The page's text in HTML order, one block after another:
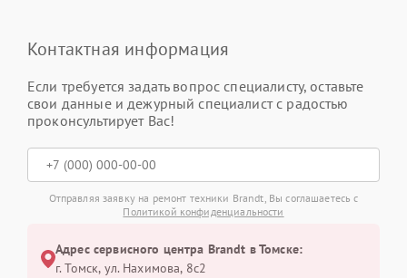
Контактная информация
Если требуется задать вопрос специалисту, оставьте
свои данные и дежурный специалист с радостью
проконсультирует Вас!
Отправляя заявку на ремонт техники Brandt, Вы соглашаетесь с
Политикой конфиденциальности
Адрес сервисного центра Brandt в Томске:
г. Томск, ул. Нахимова, 8с2